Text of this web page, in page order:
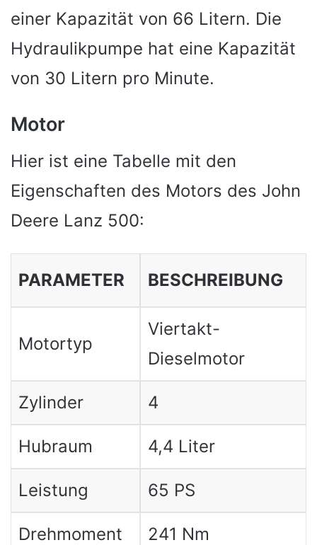
einer Kapazität von 66 Litern. Die
Hydraulikpumpe hat eine Kapazität
von 30 Litern pro Minute.
Motor
Hier ist eine Tabelle mit den
Eigenschaften des Motors des John
Deere Lanz 500:
PARAMETER BESCHREIBUNG
Motortyp
Viertakt-
Dieselmotor
Zylinder 4
Hubraum 4,4 Liter
Leistung 65 PS
Drehmoment 241 Nm